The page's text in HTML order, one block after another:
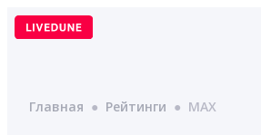
Перейти
Главная ● Рейтинги ● MAX